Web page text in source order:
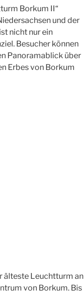
Borkum II“
und der
nicht nur ein
Besucher können
Panoramablick über
Erbes von Borkum
älteste Leuchtturm an
von Borkum. Bis